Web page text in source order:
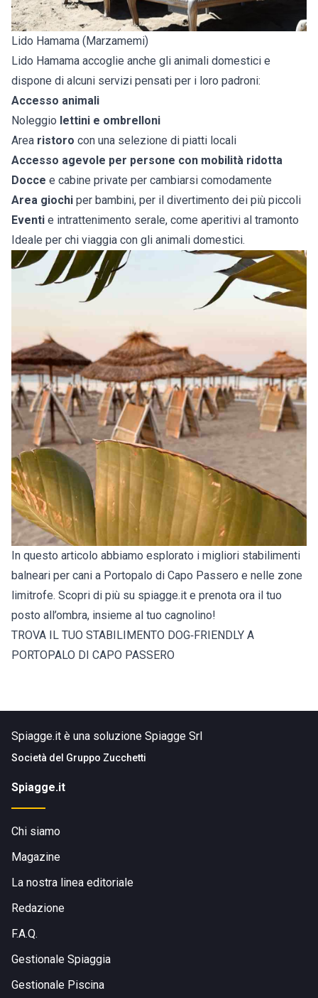
Lido Hamama (Marzamemi)
Lido Hamama accoglie anche gli animali domestici e
dispone di alcuni servizi pensati per i loro padroni:
Accesso animali
Noleggio lettini e ombrelloni
Area ristoro con una selezione di piatti locali
Accesso agevole per persone con mobilità ridotta
Docce e cabine private per cambiarsi comodamente
Area giochi per bambini, per il divertimento dei più piccoli
Eventi e intrattenimento serale, come aperitivi al tramonto
Ideale per chi viaggia con gli animali domestici.
In questo articolo abbiamo esplorato i migliori stabilimenti
balneari per cani a Portopalo di Capo Passero e nelle zone
limitrofe. Scopri di più su spiagge.it e prenota ora il tuo
posto all’ombra, insieme al tuo cagnolino!
TROVA IL TUO STABILIMENTO DOG‑FRIENDLY A
PORTOPALO DI CAPO PASSERO
Spiagge.it è una soluzione Spiagge Srl
Società del Gruppo Zucchetti
Spiagge.it
Chi siamo
Magazine
La nostra linea editoriale
Redazione
F.A.Q.
Gestionale Spiaggia
Gestionale Piscina